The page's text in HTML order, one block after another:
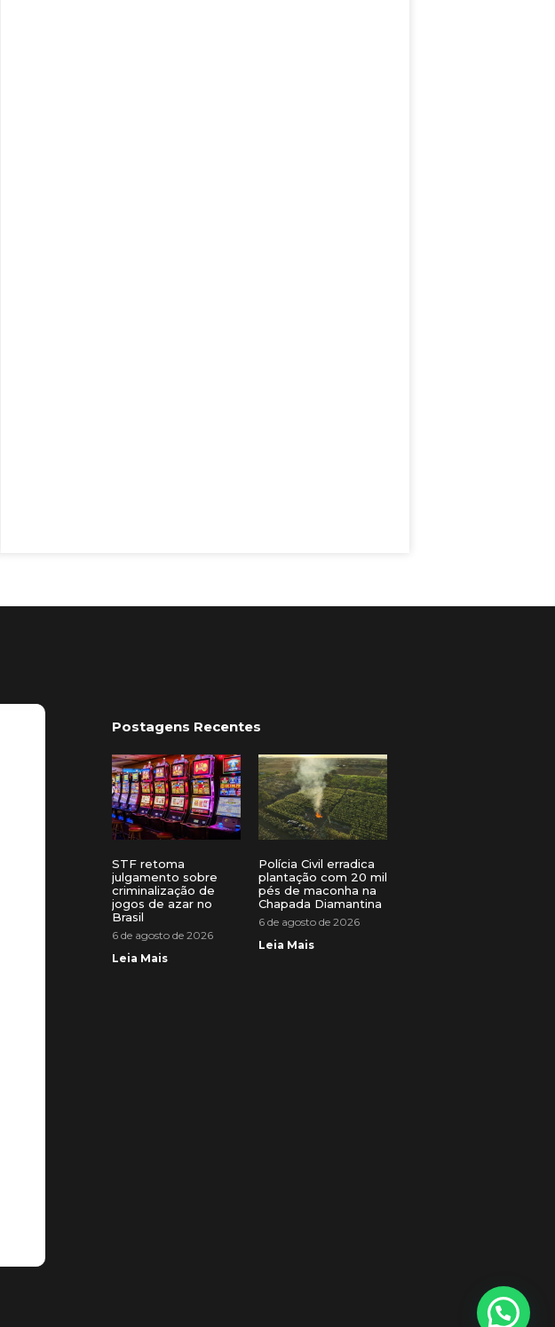
Postagens Recentes
STF retoma
julgamento sobre
criminalização de
jogos de azar no
Brasil
6 de agosto de 2026
Leia Mais
Polícia Civil erradica
plantação com 20 mil
pés de maconha na
Chapada Diamantina
6 de agosto de 2026
Leia Mais